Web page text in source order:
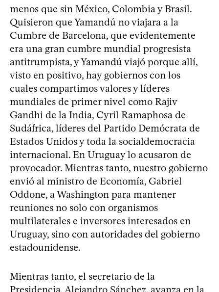
menos que sin México, Colombia y Brasil.
Quisieron que Yamandú no viajara a la
Cumbre de Barcelona, que evidentemente
era una gran cumbre mundial progresista
antitrumpista, y Yamandú viajó porque allí,
visto en positivo, hay gobiernos con los
cuales compartimos valores y líderes
mundiales de primer nivel como Rajiv
Gandhi de la India, Cyril Ramaphosa de
Sudáfrica, líderes del Partido Demócrata de
Estados Unidos y toda la socialdemocracia
internacional. En Uruguay lo acusaron de
provocador. Mientras tanto, nuestro gobierno
envió al ministro de Economía, Gabriel
Oddone, a Washington para mantener
reuniones no solo con organismos
multilaterales e inversores interesados en
Uruguay, sino con autoridades del gobierno
estadounidense.
Mientras tanto, el secretario de la
Presidencia, Alejandro Sánchez, avanza en la